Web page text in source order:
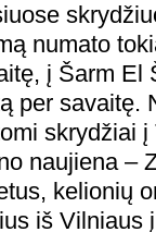
numato
į Šarm El
per savaitę.
skrydžiai į
naujiena –
kelionių
iš Vilniaus